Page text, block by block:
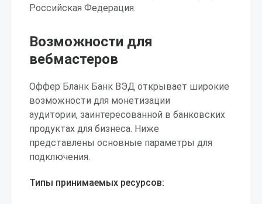
Российская Федерация.
Возможности для
вебмастеров
Оффер Бланк Банк ВЭД открывает широкие
возможности для монетизации
аудитории, заинтересованной в банковских
продуктах для бизнеса. Ниже
представлены основные параметры для
подключения.
Типы принимаемых ресурсов: